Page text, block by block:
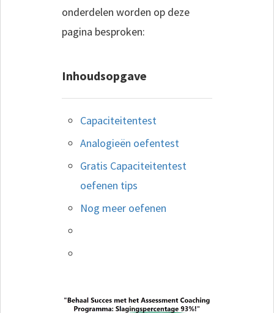
onderdelen worden op deze
pagina besproken:
Inhoudsopgave
Capaciteitentest
Analogieën oefentest
Gratis Capaciteitentest
oefenen tips
Nog meer oefenen